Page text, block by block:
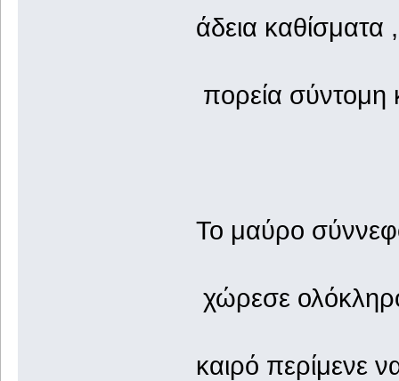
άδεια καθίσματα
πορεία σύντομη
Το μαύρο
χώρεσε
καιρό περίμενε